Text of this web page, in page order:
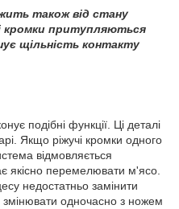
також від стану
кромки притупляються
щільність контакту
подібні функції. Ці деталі
Якщо ріжучі кромки одного
відмовляється
якісно перемелювати м'ясо.
недостатньо замінити
змінювати одночасно з ножем